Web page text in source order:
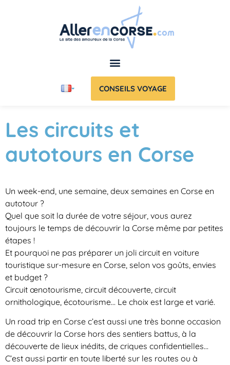
CONSEILS VOYAGE
Les circuits et
autotours en Corse
Un week-end, une semaine, deux semaines en Corse en
autotour ?
Quel que soit la durée de votre séjour, vous aurez
toujours le temps de découvrir la Corse même par petites
étapes !
Et pourquoi ne pas préparer un joli circuit en voiture
touristique sur-mesure en Corse, selon vos goûts, envies
et budget ?
Circuit œnotourisme, circuit découverte, circuit
ornithologique, écotourisme… Le choix est large et varié.
Un road trip en Corse c’est aussi une très bonne occasion
de découvrir la Corse hors des sentiers battus, à la
découverte de lieux inédits, de criques confidentielles…
C’est aussi partir en toute liberté sur les routes ou à